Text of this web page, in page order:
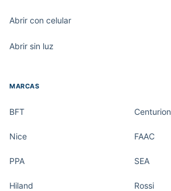
Abrir con celular
Abrir sin luz
MARCAS
BFT Centurion
Nice FAAC
PPA SEA
Hiland Rossi